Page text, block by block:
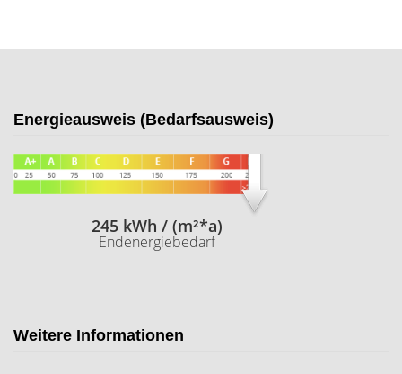
Energieausweis (Bedarfsausweis)
245 kWh / (m²*a)
Endenergiebedarf
Weitere Informationen